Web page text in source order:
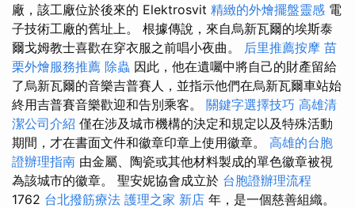
廠，該工廠位於後來的 Elektrosvit 精緻的外燴擺盤靈感 電
子技術工廠的舊址上。 根據傳說，來自烏新瓦爾的埃斯泰
爾戈姆教士喜歡在穿衣服之前唱小夜曲。 后里推薦按摩 苗
栗外燴服務推薦 除蟲 因此，他在遺囑中將自己的財產留給
了烏新瓦爾的音樂吉普賽人，並指示他們在烏新瓦爾車站始
終用吉普賽音樂歡迎和告別乘客。 關鍵字選擇技巧 高雄清
潔公司介紹 僅在涉及城市機構的決定和規定以及特殊活動
期間，才在書面文件和徽章印章上使用徽章。 高雄的台胞
證辦理指南 由金屬、陶瓷或其他材料製成的單色徽章被視
為該城市的徽章。 聖安妮協會成立於 台胞證辦理流程
1762 台北撥筋療法 護理之家 新店 年，是一個慈善組織。